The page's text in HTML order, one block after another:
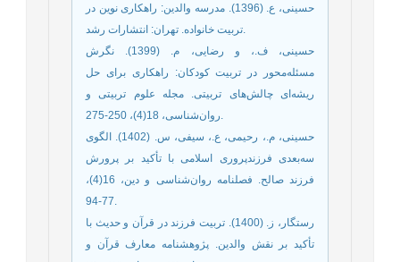
حسینی، ع. (1396). مدرسه والدین: راهکاری نوین در
تربیت خانواده. تهران: انتشارات رشد.
حسینی، ف.، و رضایی، م. (1399). نگرش
مسئله‌محور در تربیت کودکان: راهکاری برای حل
ریشه‌ای چالش‌های تربیتی. مجله علوم تربیتی و
روان‌شناسی، 18(4)، 250-275.
حسینی، م.، رحیمی، ع.، سیفی، س. (1402). الگوی
سه‌بعدی فرزندپروری اسلامی با تأکید بر پرورش
فرزند صالح. فصلنامه روان‌شناسی و دین، 16(4)،
77-94.
رستگار، ز. (1400). تربیت فرزند در قرآن و حدیث با
تأکید بر نقش والدین. پژوهشنامه معارف قرآن و